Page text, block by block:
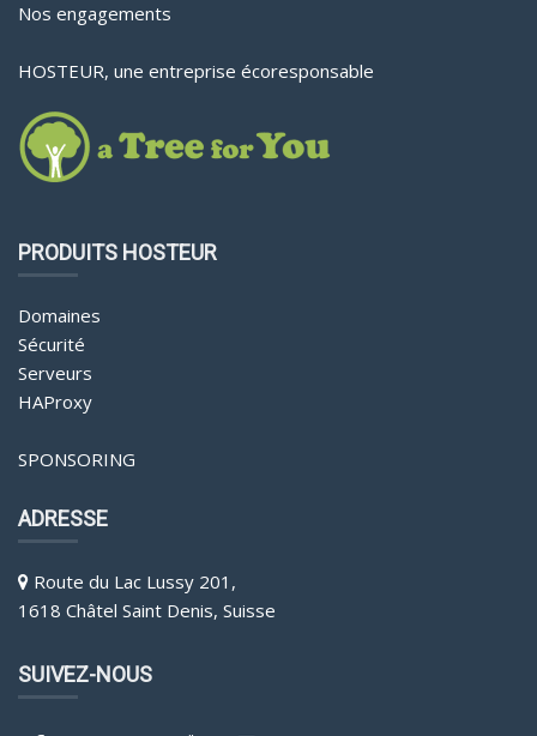
Nos engagements
HOSTEUR, une entreprise écoresponsable
PRODUITS HOSTEUR
Domaines
Sécurité
Serveurs
HAProxy
SPONSORING
ADRESSE
Route du Lac Lussy 201,
1618 Châtel Saint Denis, Suisse
SUIVEZ-NOUS